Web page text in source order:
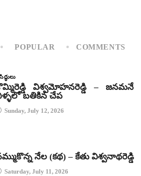
POPULAR COMMENTS
విశ్వమోహనరెడ్డి – జనమనే
బతికిన చేప
Sunday, July 12, 2026
నేల (కథ) – కేతు విశ్వనాథరెడ్డి
Saturday, July 11, 2026